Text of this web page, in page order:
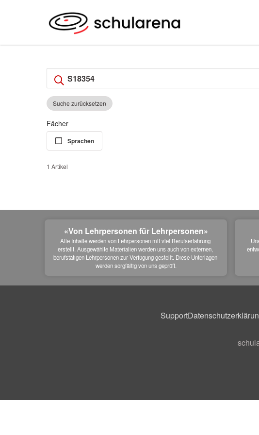
Suche zurücksetzen
Fächer
Sprachen
1 Artikel
«Von Lehrpersonen für Lehrpersonen»
Alle Inhalte werden von Lehrpersonen mit viel Berufserfahrung
erstellt. Ausgewählte Materialien werden uns auch von externen,
berufstätigen Lehrpersonen zur Verfügung gestellt. Diese Unterlagen
werden sorgfältig von uns geprüft.
Support